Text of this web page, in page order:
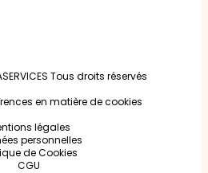
Tous droits réservés
en matière de cookies
légales
personnelles
de Cookies
CGU